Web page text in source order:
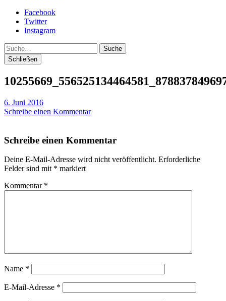
Facebook
Twitter
Instagram
Suche
Schließen
6. Juni 2016
Schreibe einen Kommentar
Schreibe einen Kommentar
Deine E-Mail-Adresse wird nicht veröffentlicht. Erforderliche
Felder sind mit * markiert
Kommentar *
Name *
E-Mail-Adresse *